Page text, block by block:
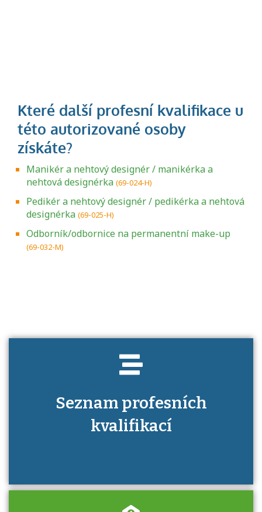
Manikér a nehtový designér / manikérka a
nehtová designérka (69-024-H)
Pedikér a nehtový designér / pedikérka a nehtová
designérka (69-025-H)
Odborník/odbornice na permanentní make-up
(69-032-M)
Seznam profesních
kvalifikací
Projděte si seznam profesních kvalifikací.